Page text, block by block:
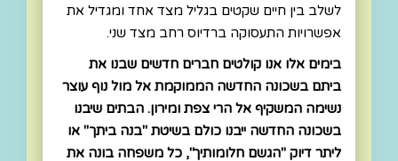
לשלב בין חיים שקטים בגליל מצד אחד ומגדיל את
אפשרויות התעסוקה ברדיוס רחב מצד שני.
בימים אלו אנו קולטים חברים חדשים שבנו את
ביתם בשכונה החדשה הממוקמת אל מול נוף עוצר
נשימה המשקיף אל הרי צפת ומירון. הבתים שיבנו
בשכונה החדשה ייבנו כולם בשיטת "בנה ביתך" או
ליתר דיוק "הגשם חלומותיך", כל משפחה בונה את